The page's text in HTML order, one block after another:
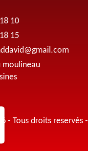
10
15
moulineau
- Tous droits reservés -